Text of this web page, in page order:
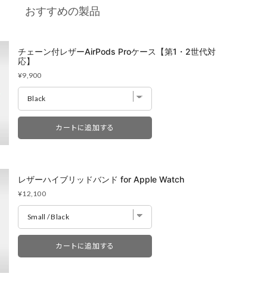
- 在庫 -O
ない場合がございます。
電話下さいませ。
おすすめの製品
チェーン付レザーAirPods Proケース【第1・2世代対
応】
Price
¥9,900
カートに追加する
レザーハイブリッドバンド for Apple Watch
Price
¥12,100
カートに追加する